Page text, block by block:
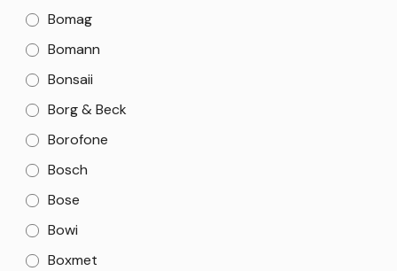
Bomag
Bomann
Bonsaii
Borg & Beck
Borofone
Bosch
Bose
Bowi
Boxmet